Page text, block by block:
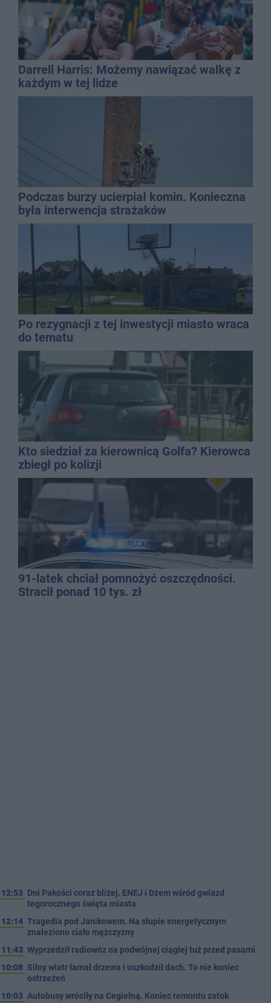
Darrell Harris: Możemy nawiązać walkę z
każdym w tej lidze
Podczas burzy ucierpiał komin. Konieczna
była interwencja strażaków
Po rezygnacji z tej inwestycji miasto wraca
do tematu
Kto siedział za kierownicą Golfa? Kierowca
zbiegł po kolizji
91-latek chciał pomnożyć oszczędności.
Stracił ponad 10 tys. zł
12:53 Dni Pakości coraz bliżej. ENEJ i Dżem wśród gwiazd
tegorocznego święta miasta
12:14 Tragedia pod Janikowem. Na słupie energetycznym
znaleziono ciało mężczyzny
11:43 Wyprzedził radiowóz na podwójnej ciągłej tuż przed pasami
10:08 Silny wiatr łamał drzewa i uszkodził dach. To nie koniec
ostrzeżeń
10:03 Autobusy wróciły na Cegielną. Koniec remontu zatok